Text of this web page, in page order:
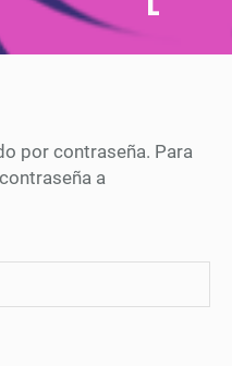
por contraseña. Para
a